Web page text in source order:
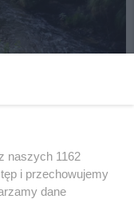
Rudzie Śląskiej
naszych 1162
i przechowujemy
dane